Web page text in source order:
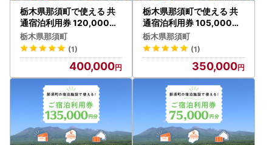
栃木県那須町で使える 共
通宿泊利用券 120,000円
分（3,000円×40枚）〔
M-1〕｜宿泊 旅行 チケッ
ト 宿泊券 温泉 露天風呂 旅
行券 ホテル 観光 国内旅行
那須 栃木県 那須町
栃木県那須町
(1)
400,000
栃木県那須町で使える 共
通宿泊利用券 105,000円
分（3,000円×35枚）〔L
-2〕｜宿泊 旅行 チケット
宿泊券 温泉 露天風呂 旅行
券 ホテル 観光 国内旅行 那
須 栃木県 那須町
栃木県那須町
(1)
350,000